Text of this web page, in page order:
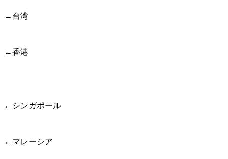
←台湾
←香港
←シンガポール
←マレーシア